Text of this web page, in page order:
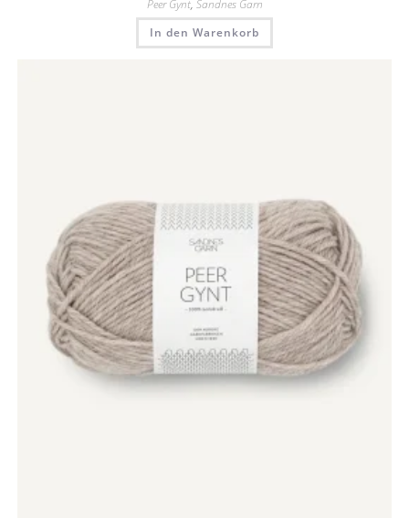
Peer Gynt, Sandnes Garn
In den Warenkorb